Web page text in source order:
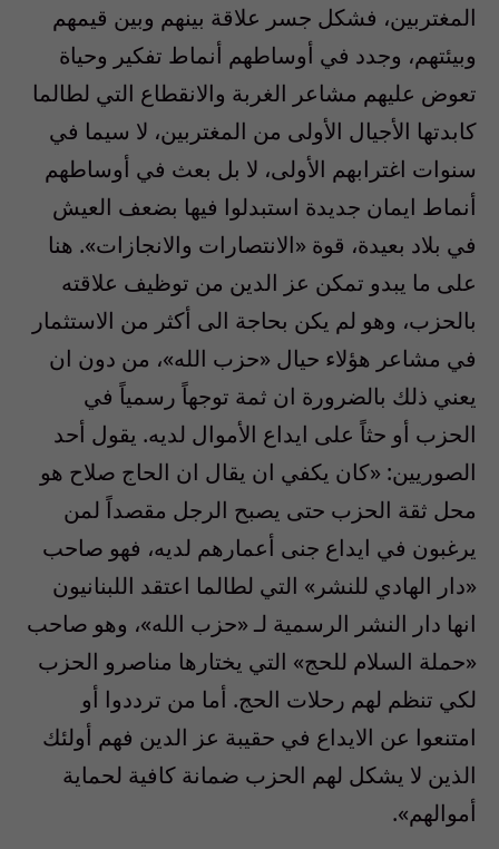
المغتربين، فشكل جسر علاقة بينهم وبين قيمهم
وبيئتهم، وجدد في أوساطهم أنماط تفكير وحياة
تعوض عليهم مشاعر الغربة والانقطاع التي لطالما
كابدتها الأجيال الأولى من المغتربين، لا سيما في
سنوات اغترابهم الأولى، لا بل بعث في أوساطهم
أنماط ايمان جديدة استبدلوا فيها بضعف العيش
في بلاد بعيدة، قوة «الانتصارات والانجازات». هنا
على ما يبدو تمكن عز الدين من توظيف علاقته
بالحزب، وهو لم يكن بحاجة الى أكثر من الاستثمار
في مشاعر هؤلاء حيال «حزب الله»، من دون ان
يعني ذلك بالضرورة ان ثمة توجهاً رسمياً في
الحزب أو حثاً على ايداع الأموال لديه. يقول أحد
الصوريين: «كان يكفي ان يقال ان الحاج صلاح هو
محل ثقة الحزب حتى يصبح الرجل مقصداً لمن
يرغبون في ايداع جنى أعمارهم لديه، فهو صاحب
«دار الهادي للنشر» التي لطالما اعتقد اللبنانيون
انها دار النشر الرسمية لـ «حزب الله»، وهو صاحب
«حملة السلام للحج» التي يختارها مناصرو الحزب
لكي تنظم لهم رحلات الحج. أما من ترددوا أو
امتنعوا عن الايداع في حقيبة عز الدين فهم أولئك
الذين لا يشكل لهم الحزب ضمانة كافية لحماية
أموالهم».